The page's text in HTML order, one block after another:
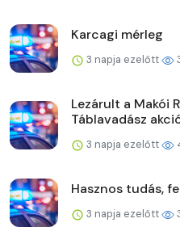
Karcagi mérleg
3 napja ezelőtt
Lezárult a Makói
Táblavadász
3 napja ezelőtt
Hasznos tudás,
3 napja ezelőtt